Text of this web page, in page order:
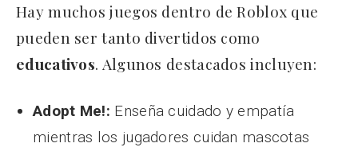
Hay muchos juegos dentro de Roblox que
pueden ser tanto divertidos como
educativos. Algunos destacados incluyen:
Adopt Me!: Enseña cuidado y empatía
mientras los jugadores cuidan mascotas